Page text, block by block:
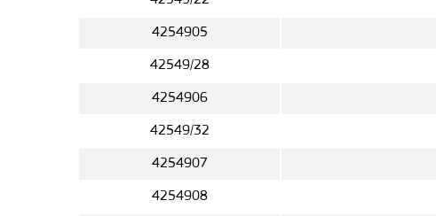
4254905
42549/28
4254906
42549/32
4254907
4254908